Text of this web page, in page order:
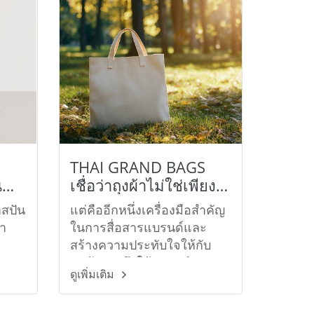
ปัน
THAI GRAND BAGS
เชื่อว่าถุงผ้าไม่ใช่เพียง
แค่บรรจุภัณฑ์
แต่คืออีกหนึ่งเครื่องมือสำคัญ
ในการสื่อสารแบรนด์และ
สร้างความประทับใจให้กับ
ลูกค้า เราจึงให้ความสำคัญกับ
ทุกรายละเอียด ตั้งแต่งาน
ดีไซน์ ความคมชัดของงาน
ดูเพิ่มเติม